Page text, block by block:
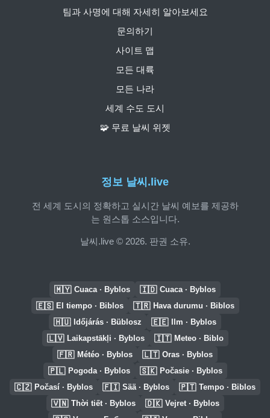
정보 날씨.live
전 세계 도시의 정확하고 실시간 날씨 예보를 제공하
는 원스톱 소스입니다.
날씨.live © 2026. 판권 소유.
팀과 사명에 대해 자세히 알아보세요
문의하기
사이트 맵
모든 대륙
모든 나라
세계 수도 도시
🧩 무료 날씨 위젯
🇲🇾 Cuaca · Byblos 🇮🇩 Cuaca · Byblos
🇪🇸 El tiempo · Biblos 🇹🇷 Hava durumu · Biblos
🇭🇺 Időjárás · Büblosz 🇪🇪 Ilm · Byblos
🇱🇻 Laikapstākļi · Byblos 🇮🇹 Meteo · Biblo
🇫🇷 Météo · Byblos 🇱🇹 Oras · Byblos
🇵🇱 Pogoda · Byblos 🇸🇰 Počasie · Byblos
🇨🇿 Počasí · Byblos 🇫🇮 Sää · Byblos 🇵🇹 Tempo · Biblos
🇻🇳 Thời tiết · Byblos 🇩🇰 Vejret · Byblos